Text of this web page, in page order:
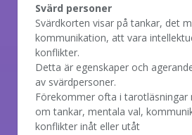
Svärd personer
Svärdkorten visar på tankar, det
kommunikation, att vara
konflikter.
Detta är egenskaper och
av svärdpersoner.
Förekommer ofta i tarotläsningar
om tankar, mentala val,
konflikter inåt eller utåt